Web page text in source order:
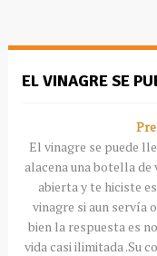
EL VINAGRE SE
El vinagre se puede
alacena una botella de
abierta y te hiciste
vinagre si aun servía
bien la respuesta es
vida casi ilimitada .Su